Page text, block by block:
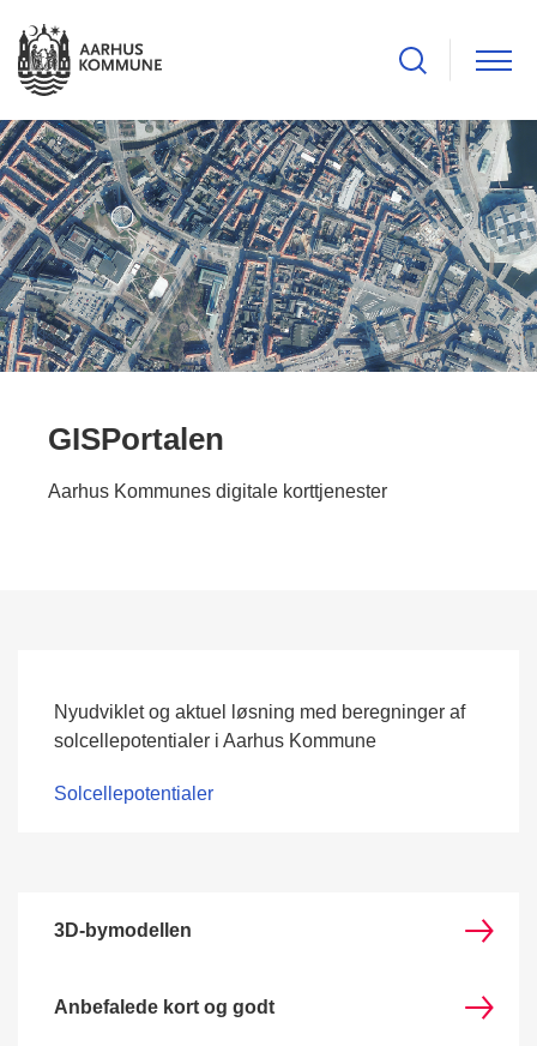
GISPortalen
Aarhus Kommunes digitale korttjenester
Nyudviklet og aktuel løsning med beregninger af
solcellepotentialer i Aarhus Kommune
Solcellepotentialer
3D-bymodellen
Anbefalede kort og godt